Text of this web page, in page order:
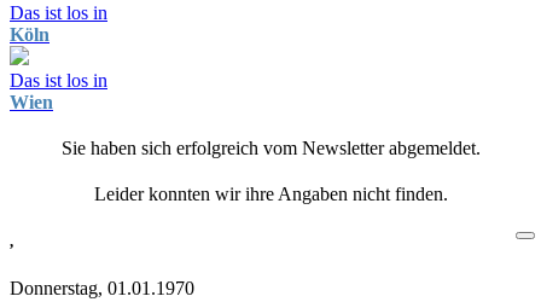
Das ist los in
Köln
Das ist los in
Wien
Sie haben sich erfolgreich vom Newsletter abgemeldet.
Leider konnten wir ihre Angaben nicht finden.
,
Donnerstag, 01.01.1970